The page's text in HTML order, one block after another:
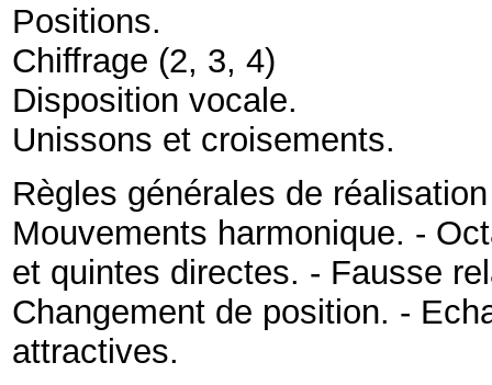
Positions.
Chiffrage (2, 3, 4)
Disposition vocale.
Unissons et croisements.
Règles générales de
Mouvements harmonique. -
et quintes directes. - Fausse
Changement de position. -
attractives.